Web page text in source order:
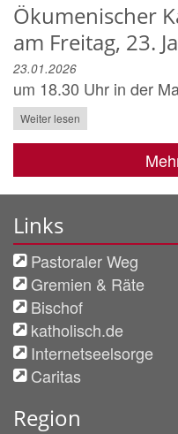
Ökumenischer
am Freitag, 23.
23.01.2026
um 18.30 Uhr in der
Weiter lesen
Links
Pastoraler Weg
Gremien & Räte
Bischof
katholisch.de
Internetseelsorge
Caritas
Region